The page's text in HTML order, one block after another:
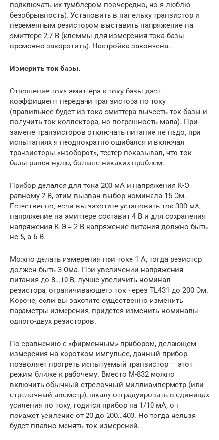
подключать их тумблером поочередно, но я люблю
безобрывность). Установить в панельку транзистор и
переменным резистором выставить напряжение на
эмиттере 2,7 В (клеммы для измерения тока базы
временно закоротить). Настройка закончена.
Измерить ток базы.
Отношение тока эмиттера к току базы даст
коэффициент передачи транзистора по току
(правильнее будет из тока эмиттера вычесть ток базы и
получить ток коллектора, но погрешность мала). При
замене транзисторов отключать питание не надо, при
испытаниях я неоднократно ошибался и включал
транзисторы «наоборот», тестер показывал, что ток
базы равен нулю, больше никаких проблем.
Прибор делался для тока 200 мА и напряжения К-Э
равному 2 В, этим вызван выбор номинала 15 Ом.
Естественно, если вы захотите установить ток 300 мА,
напряжение на эмиттере составит 4 В и для сохранения
напряжения К-Э = 2 В напряжение питания должно быть
не 5, а 6 В.
Можно делать измерения при токе 1 А, тогда резистор
должен быть 3 Ома. При увеличении напряжения
питания до 8…10 В, лучше увеличить номинал
резистора, ограничивающего ток через TL431 до 200 Ом.
Короче, если вы захотите существенно изменить
параметры измерения, придется изменить номиналы
одного-двух резисторов.
По сравнению с «фирменным» прибором, делающем
измерения на коротком импульсе, данный прибор
позволяет прогреть испытуемый транзистор — этот
режим ближе к рабочему. Вместо М-832 можно
включить обычный стрелочный миллиамперметр (или
стрелочный авометр), шкалу отградуировать в единицах
усиления по току, годится прибор на 1/10 мА, он
покажет усиление от 20 до 200…400. Но тогда нельзя
будет плавно менять ток измерений.